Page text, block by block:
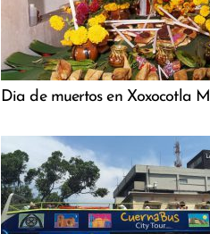
Dia de muertos en Xoxocotla